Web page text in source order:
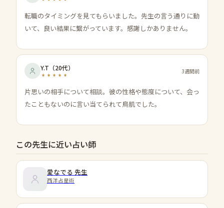
転職のタイミングを見てもらいました。先生の言う通りに動
いて、良い結果に繋がっています。感謝しかありません。
Y.T （20代） 3週間前
片思いの相手について相談。彼の性格や態度について、会っ
たこともないのに言い当てられて鳥肌でした。
この先生に近い占い師
愛なでる 先生
西洋占星術